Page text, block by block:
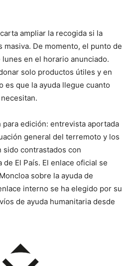
ampliar la recogida si la
masiva. De momento, el punto de
en el horario anunciado.
solo productos útiles y en
es que la ayuda llegue cuanto
edición: entrevista aportada
general del terremoto y los
sido contrastados con
El País. El enlace oficial se
sobre la ayuda de
interno se ha elegido por su
de ayuda humanitaria desde